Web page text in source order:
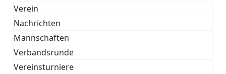
Verein
Nachrichten
Mannschaften
Verbandsrunde
Vereinsturniere